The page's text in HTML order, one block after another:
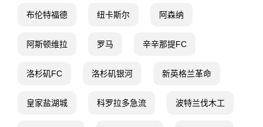
布伦特福德 纽卡斯尔 阿森纳
阿斯顿维拉 罗马 辛辛那提FC
洛杉矶FC 洛杉矶银河 新英格兰革命
皇家盐湖城 科罗拉多急流 波特兰伐木工